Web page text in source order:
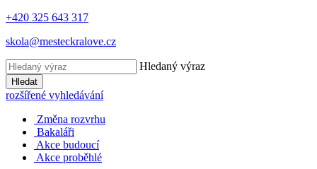
+420 325 643 317
skola@mesteckralove.cz
Hledaný výraz
Hledat
rozšířené vyhledávání
Změna rozvrhu
Bakaláři
Akce budoucí
Akce proběhlé